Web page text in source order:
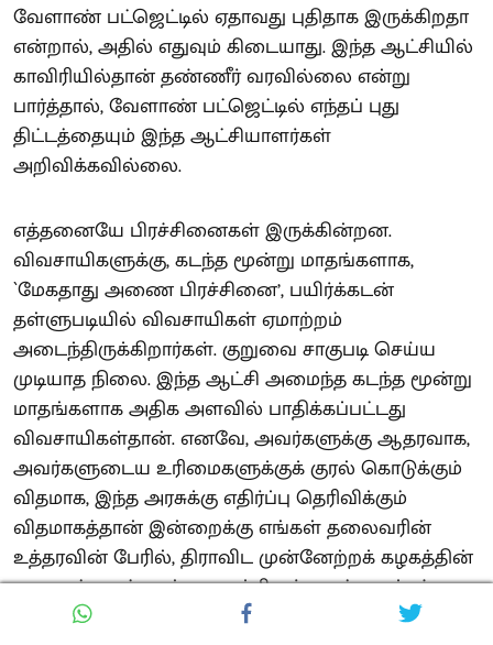
வேளாண் பட்ஜெட்டில் ஏதாவது புதிதாக இருக்கிறதா
என்றால், அதில் எதுவும் கிடையாது. இந்த ஆட்சியில்
காவிரியில்தான் தண்ணீர் வரவில்லை என்று
பார்த்தால், வேளாண் பட்ஜெட்டில் எந்தப் புது
திட்டத்தையும் இந்த ஆட்சியாளர்கள்
அறிவிக்கவில்லை.
எத்தனையே பிரச்சினைகள் இருக்கின்றன.
விவசாயிகளுக்கு, கடந்த மூன்று மாதங்களாக,
`மேகதாது அணை பிரச்சினை’, பயிர்க்கடன்
தள்ளுபடியில் விவசாயிகள் ஏமாற்றம்
அடைந்திருக்கிறார்கள். குறுவை சாகுபடி செய்ய
முடியாத நிலை. இந்த ஆட்சி அமைந்த கடந்த மூன்று
மாதங்களாக அதிக அளவில் பாதிக்கப்பட்டது
விவசாயிகள்தான். எனவே, அவர்களுக்கு ஆதரவாக,
அவர்களுடைய உரிமைகளுக்குக் குரல் கொடுக்கும்
விதமாக, இந்த அரசுக்கு எதிர்ப்பு தெரிவிக்கும்
விதமாகத்தான் இன்றைக்கு எங்கள் தலைவரின்
உத்தரவின் பேரில், திராவிட முன்னேற்றக் கழகத்தின்
அனைத்து சட்டமன்ற உறுப்பினர்களும் கருப்புச்
சட்டை அணிந்து, எங்கள் எதிர்ப்பை இந்த அரசுக்கு